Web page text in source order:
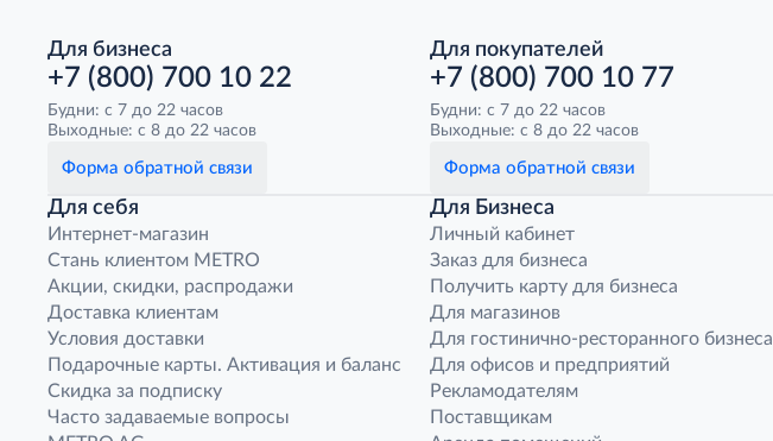
Для бизнеса
+7 (800) 700 10 22
Будни: с 7 до 22 часов
Выходные: с 8 до 22 часов
Форма обратной связи
Для покупателей
+7 (800) 700 10 77
Будни: с 7 до 22 часов
Выходные: с 8 до 22 часов
Форма обратной связи
Для себя
Интернет-магазин
Стань клиентом METRO
Акции, скидки, распродажи
Доставка клиентам
Условия доставки
Подарочные карты. Активация и баланс
Скидка за подписку
Часто задаваемые вопросы
Для Бизнеса
Личный кабинет
Заказ для бизнеса
Получить карту для бизнеса
Для магазинов
Для гостинично-ресторанного бизнеса
Для офисов и предприятий
Рекламодателям
Поставщикам